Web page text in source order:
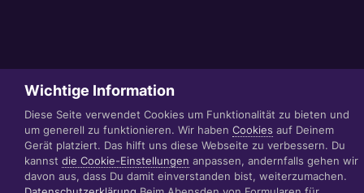
Wichtige Information
Diese Seite verwendet Cookies um Funktionalität zu bieten und
um generell zu funktionieren. Wir haben Cookies auf Deinem
Gerät platziert. Das hilft uns diese Webseite zu verbessern. Du
kannst die Cookie-Einstellungen anpassen, andernfalls gehen wir
davon aus, dass Du damit einverstanden bist, weiterzumachen.